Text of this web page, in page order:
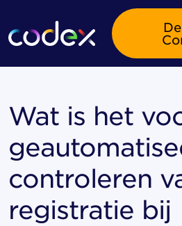
Wat is het
controleren
registratie bij